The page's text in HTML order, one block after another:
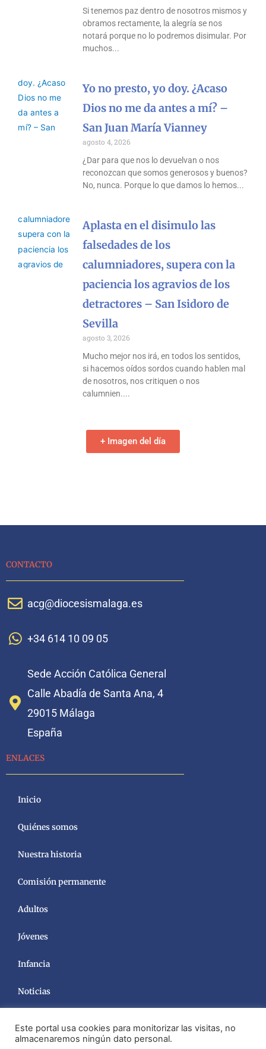
Si tenemos paz dentro de nosotros mismos y
obramos rectamente, la alegría se nos
notará porque no lo podremos disimular. Por
muchos
Yo no presto, yo doy. ¿Acaso
Dios no me da antes a mí? –
San Juan María Vianney
agosto 4, 2026
¿Dar para que nos lo devuelvan o nos
reconozcan que somos generosos y buenos?
No, nunca. Porque lo que damos lo hemos
Aplasta en el disimulo las
falsedades de los
calumniadores, supera con la
paciencia los agravios de los
detractores – San Isidoro de
Sevilla
agosto 3, 2026
Mucho mejor nos irá, en todos los sentidos,
si hacemos oídos sordos cuando hablen mal
de nosotros, nos critiquen o nos
calumnien.
+ Imagen del día
CONTACTO
acg@diocesismalaga.es
+34 614 10 09 05
Sede Acción Católica General
Calle Abadía de Santa Ana, 4
29015 Málaga
España
ENLACES
Inicio
Quiénes somos
Nuestra historia
Comisión permanente
Adultos
Jóvenes
Infancia
Noticias
Este portal usa cookies para monitorizar las visitas, no
almacenaremos ningún dato personal.